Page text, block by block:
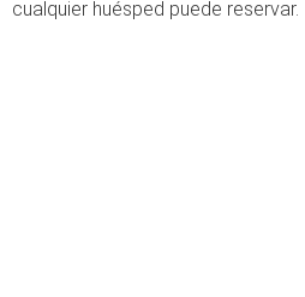
cualquier huésped puede reservar.